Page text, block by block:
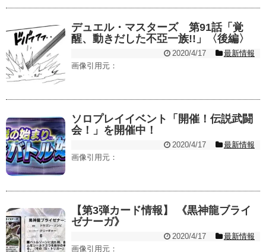
デュエル・マスターズ 第91話「覚
醒、動きだした不亞一族!!」〈後編〉
2020/4/17
最新情報
画像引用元：
ソロプレイイベント「開催！伝説武闘
会！」を開催中！
2020/4/17
最新情報
画像引用元：
【第3弾カード情報】 《黒神龍ブライ
ゼナーガ》
2020/4/17
最新情報
画像引用元：